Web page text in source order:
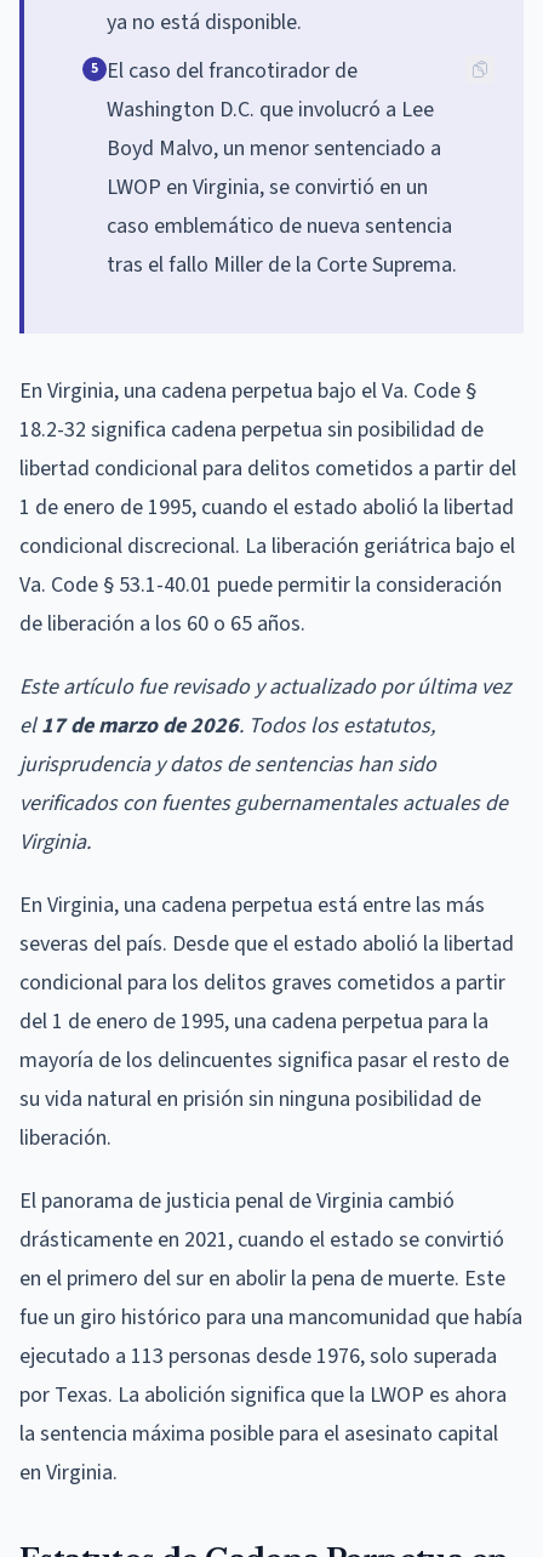
ya no está disponible.
5 El caso del francotirador de
Washington D.C. que involucró a Lee
Boyd Malvo, un menor sentenciado a
LWOP en Virginia, se convirtió en un
caso emblemático de nueva sentencia
tras el fallo Miller de la Corte Suprema.
En Virginia, una cadena perpetua bajo el Va. Code §
18.2-32 significa cadena perpetua sin posibilidad de
libertad condicional para delitos cometidos a partir del
1 de enero de 1995, cuando el estado abolió la libertad
condicional discrecional. La liberación geriátrica bajo el
Va. Code § 53.1-40.01 puede permitir la consideración
de liberación a los 60 o 65 años.
Este artículo fue revisado y actualizado por última vez
el17 de marzo de 2026. Todos los estatutos,
jurisprudencia y datos de sentencias han sido
verificados con fuentes gubernamentales actuales de
Virginia.
En Virginia, una cadena perpetua está entre las más
severas del país. Desde que el estado abolió la libertad
condicional para los delitos graves cometidos a partir
del 1 de enero de 1995, una cadena perpetua para la
mayoría de los delincuentes significa pasar el resto de
su vida natural en prisión sin ninguna posibilidad de
liberación.
El panorama de justicia penal de Virginia cambió
drásticamente en 2021, cuando el estado se convirtió
en el primero del sur en abolir la pena de muerte. Este
fue un giro histórico para una mancomunidad que había
ejecutado a 113 personas desde 1976, solo superada
por Texas. La abolición significa que la LWOP es ahora
la sentencia máxima posible para el asesinato capital
en Virginia.